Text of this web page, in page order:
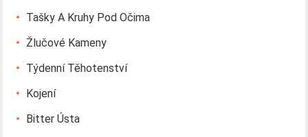
Tašky A Kruhy Pod Očima
Žlučové Kameny
Týdenní Těhotenství
Kojení
Bitter Ústa